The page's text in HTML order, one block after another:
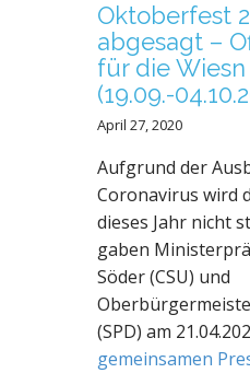
Oktoberfest
abgesagt –
für die Wiesn
(19.09.-
April 27, 2020
Aufgrund der
Coronavirus wird
dieses Jahr nicht
gaben
Söder (CSU) und
(SPD) am
gemeinsamen